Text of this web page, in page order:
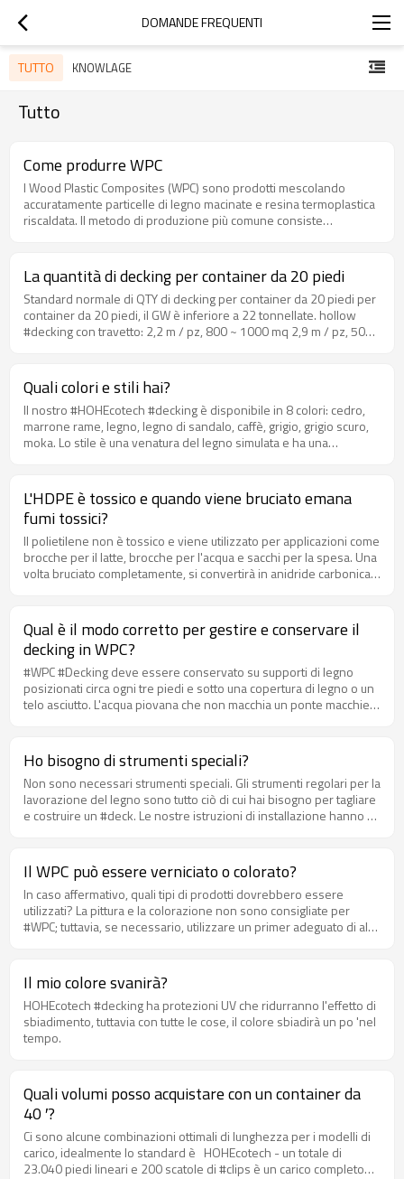
DOMANDE FREQUENTI
TUTTO KNOWLAGE
Tutto
Come produrre WPC
I Wood Plastic Composites (WPC) sono prodotti mescolando
accuratamente particelle di legno macinate e resina termoplastica
riscaldata. Il metodo di produzione più comune consiste
prodotti da termoplastiche vergini o riciclate, inclusi HDPE, LDPE,
PVC, PP, ABS, PS e PLA. I WPC a base di polietilene sono di gran
lunga i più comuni. Additivi come coloranti, agenti di
accoppiamento, stabilizzatori UV, agenti espandenti, agenti
schiumogeni e lubrificanti aiutano ad adattare il prodotto finale
parti stampate a iniezione, dai pannelli delle portiere delle
automobili alle coperture dei telefoni cellulari. In alcuni impianti di
produzione, i componenti vengono combinati e lavorati in un
estrusore di pellettizzazione, che produce pellet del nuovo
materiale. La nostra fabbrica di Huasu dispone di 60 linee di
La quantità di decking per container da 20 piedi
Standard normale di QTY di decking per container da 20 piedi per
container da 20 piedi, il GW è inferiore a 22 tonnellate. hollow
#decking con travetto: 2,2 m / pz, 800 ~ 1000 mq 2,9 m / pz, 500
Quali colori e stili hai?
Il nostro #HOHEcotech #decking è disponibile in 8 colori: cedro,
marrone rame, legno, legno di sandalo, caffè, grigio, grigio scuro,
moka. Lo stile è una venatura del legno simulata e ha una
L'HDPE è tossico e quando viene bruciato emana
fumi tossici?
Il polietilene non è tossico e viene utilizzato per applicazioni come
brocche per il latte, brocche per l'acqua e sacchi per la spesa. Una
volta bruciato completamente, si convertirà in anidride carbonica e
Qual è il modo corretto per gestire e conservare il
decking in WPC?
#WPC #Decking deve essere conservato su supporti di legno
posizionati circa ogni tre piedi e sotto una copertura di legno o un
telo asciutto. L'acqua piovana che non macchia un ponte macchierà
Ho bisogno di strumenti speciali?
Non sono necessari strumenti speciali. Gli strumenti regolari per la
lavorazione del legno sono tutto ciò di cui hai bisogno per tagliare
e costruire un #deck. Le nostre istruzioni di installazione hanno un
Il WPC può essere verniciato o colorato?
In caso affermativo, quali tipi di prodotti dovrebbero essere
utilizzati? La pittura e la colorazione non sono consigliate per
#WPC; tuttavia, se necessario, utilizzare un primer adeguato di alta
Il mio colore svanirà?
HOHEcotech #decking ha protezioni UV che ridurranno l'effetto di
sbiadimento, tuttavia con tutte le cose, il colore sbiadirà un po 'nel
tempo.
Quali volumi posso acquistare con un container da
40 ′?
Ci sono alcune combinazioni ottimali di lunghezza per i modelli di
carico, idealmente lo standard è HOHEcotech - un totale di
23.040 piedi lineari e 200 scatole di #clips è un carico completo